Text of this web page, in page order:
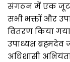
संगठन में एक
सभी भक्तों और
वितरण किया
उपाध्यक्ष
अधिशासी